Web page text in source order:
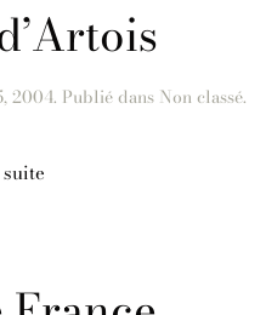
2004. Publié dans Non classé.